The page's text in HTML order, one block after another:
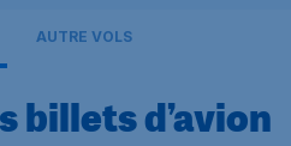
AUTRE VOLS
billets d’avion